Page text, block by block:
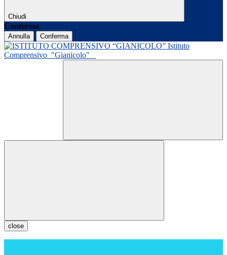
Chiudi
Conferma
Annulla Conferma
Istituto
Comprensivo "Gianicolo"
close